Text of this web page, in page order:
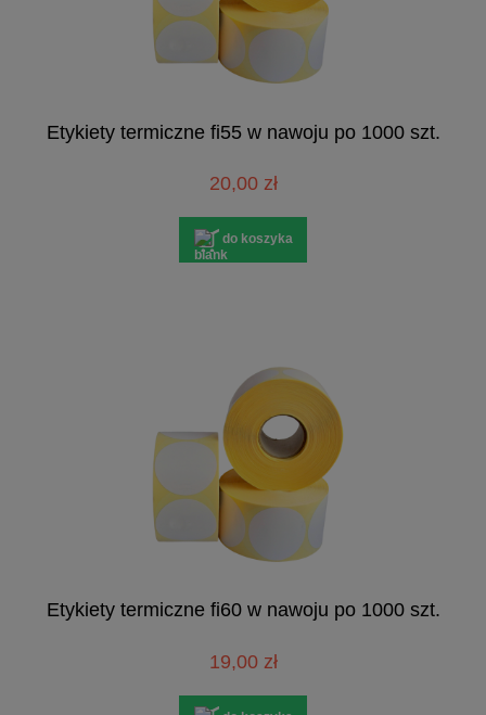
Etykiety termiczne fi55 w nawoju po 1000 szt.
20,00 zł
do koszyka
Etykiety termiczne fi60 w nawoju po 1000 szt.
19,00 zł